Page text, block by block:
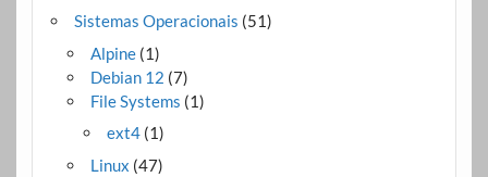
Sistemas Operacionais (51)
Alpine(1)
Debian 12 (7)
File Systems (1)
ext4 (1)
Linux (47)